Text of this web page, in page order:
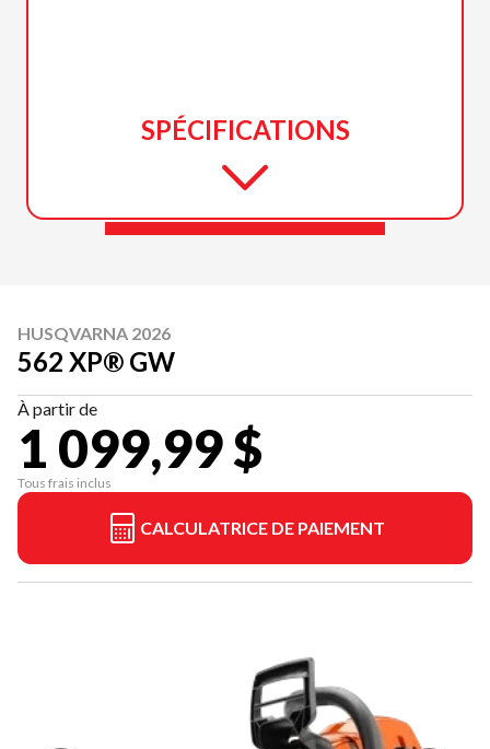
SPÉCIFICATIONS
HUSQVARNA 2026
562 XP® GW
À partir de
1 099,99 $
Tous frais inclus
CALCULATRICE DE PAIEMENT